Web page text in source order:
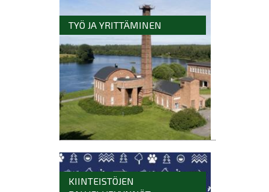
TYÖ JA YRITTÄMINEN
KIINTEISTÖJEN